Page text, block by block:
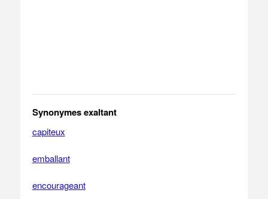
Synonymes exaltant
capiteux
emballant
encourageant